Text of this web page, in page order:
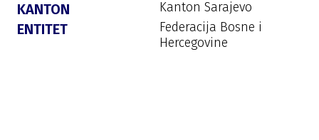
KANTON Kanton Sarajevo
ENTITET
Federacija Bosne i
Hercegovine